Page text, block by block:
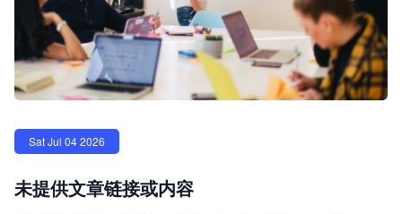
Sat Jul 04 2026
未提供文章链接或内容